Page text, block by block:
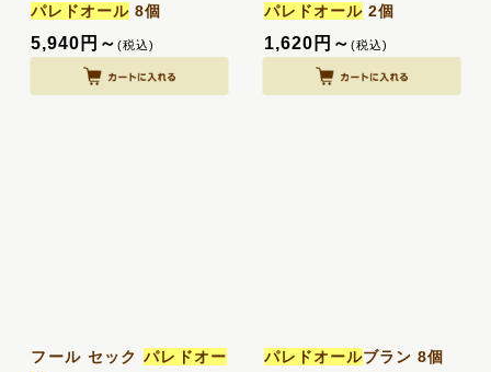
パレドオール 8個
5,940 円 ～(税込)
パレドオール2個
1,620 円 ～ (税込)
フール セック パレドオー
パレドオールブラン 8個